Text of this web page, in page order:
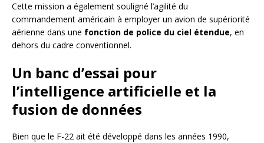
Cette mission a également souligné l’agilité du
commandement américain à employer un avion de supériorité
aérienne dans une fonction de police du ciel étendue, en
dehors du cadre conventionnel.
Un banc d’essai pour
l’intelligence artificielle et la
fusion de données
Bien que le F-22 ait été développé dans les années 1990,